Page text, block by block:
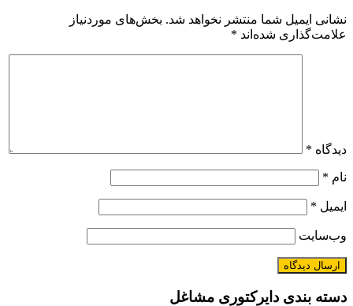
نشانی ایمیل شما منتشر نخواهد شد. بخش‌های موردنیاز
علامت‌گذاری شده‌اند *
دیدگاه *
نام *
ایمیل *
وب‌سایت
دسته بندی دایرکتوری مشاغل